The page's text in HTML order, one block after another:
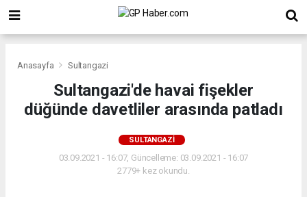
Anasayfa Sultangazi
Sultangazi'de havai fişekler
düğünde davetliler arasında patladı
SULTANGAZI
03.09.2021 - 16:07, Güncelleme: 03.09.2021 - 16:07
2779+ kez okundu.